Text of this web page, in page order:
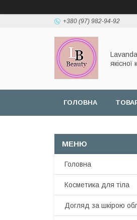
+380 (97) 982-94-92
якісної
ГОЛОВНА
Головна
Косметика для тіла
Догляд за шкірою